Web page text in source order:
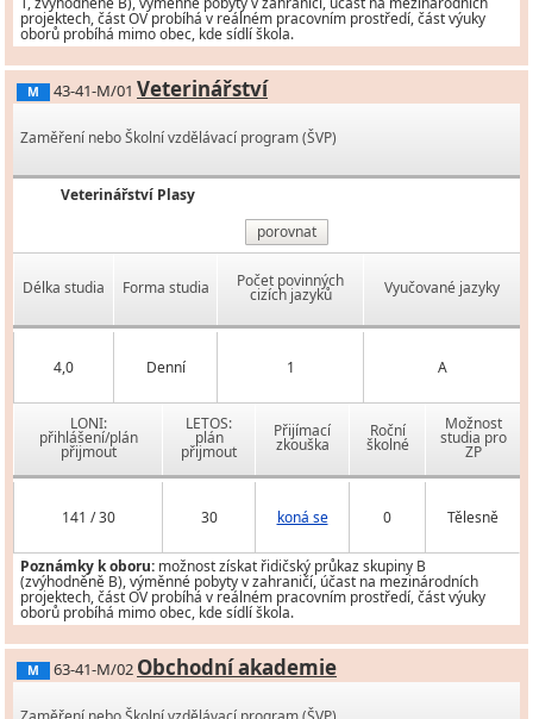
projektech, část OV probíhá v reálném pracovním prostředí, část výuky
oborů probíhá mimo obec, kde sídlí škola.
M 43-41-M/01 Veterinářství
Zaměření nebo Školní vzdělávací program (ŠVP)
Veterinářství Plasy
porovnat
Délka studia Forma studia Počet povinných
cizích jazyků Vyučované jazyky
4,0 Denní 1 A
LONI:
přihlášení/plán
přijmout
LETOS:
plán
přijmout
Přijímací
zkouška
Roční
školné
Možnost
studia pro
ZP
141 / 30 30 koná se 0 Tělesně
Poznámky k oboru: možnost získat řidičský průkaz skupiny B
(zvýhodněně B), výměnné pobyty v zahraničí, účast na mezinárodních
projektech, část OV probíhá v reálném pracovním prostředí, část výuky
oborů probíhá mimo obec, kde sídlí škola.
M 63-41-M/02 Obchodní akademie